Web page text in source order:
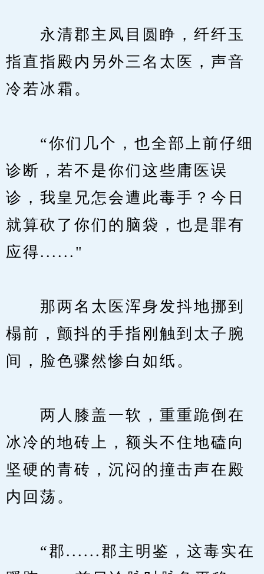
永清郡主凤目圆睁，纤纤玉
指直指殿内另外三名太医，声音
冷若冰霜。
“你们几个，也全部上前仔细
诊断，若不是你们这些庸医误
诊，我皇兄怎会遭此毒手？今日
就算砍了你们的脑袋，也是罪有
应得......"
那两名太医浑身发抖地挪到
榻前，颤抖的手指刚触到太子腕
间，脸色骤然惨白如纸。
两人膝盖一软，重重跪倒在
冰冷的地砖上，额头不住地磕向
坚硬的青砖，沉闷的撞击声在殿
内回荡。
“郡......郡主明鉴，这毒实在